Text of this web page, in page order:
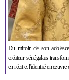
Du miroir de son
créateur sénégalais
en récit et l'identité en œuvre